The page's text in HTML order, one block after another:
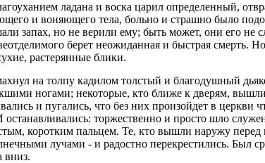
ладана и воска царил определенный,
и воняющего тела, больно и страшно было
запах, но не верили ему; быть может, они его
берет неожиданная и быстрая
растерянные блики.
на толпу кадилом толстый и благодушный
ногами; некоторые, кто ближе к дверям,
и пугались, что без них произойдет в
торжественно и просто шло
коротким пальцем. Те, кто вышли наружу
лучами - и радостно перекрестились.
вниз.